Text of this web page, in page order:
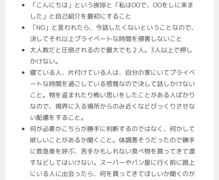
「こんにちは」という挨拶と「私はOOで、OOをしに来ま
した」と自己紹介を最初にすること
「NO」と言われたら、今話したくないということなので、
決してそれ以上プライベートな時間を侵害しないこと
大人数だと圧倒されるので最大でも２人。3人以上で押し
かけない。
寝ている人、片付けている人は、自分の家にいてプライベ
ートな時間を過ごしている感覚なので決して話しかけない
こと。物を盗まれたり怖い思いをしたことがある人ばかり
なので、視界に入る場所からのみ近くなどびっくりさせな
い配慮をすること。
何が必要かこちらが勝手に判断するのではなく、何かして
欲しいことがあるか聞くこと。体調悪そうだったので勝手
に救急車を呼ぶ、苦手かもしれない食べ物を買ってきて渡
すなどしてはいけない。スーパーやパン屋に行く前に路上
にいる人に出会ったら、何を買ってきてほしいか聞くのが